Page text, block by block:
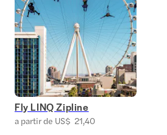
Fly LINQ Zipline
a partir de US$ 21,40